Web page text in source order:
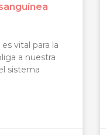
vital para la
a nuestra
sistema